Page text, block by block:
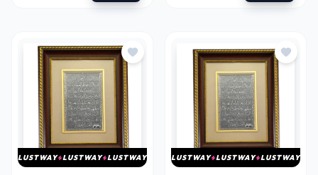
LUSTWAY LUSTWAY LUSTWAY LUSTWAY LUSTWAY LUSTWAY